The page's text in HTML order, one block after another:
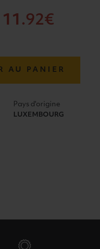
11 .92€
AU PANIER
Pays d'origine
LUXEMBOURG